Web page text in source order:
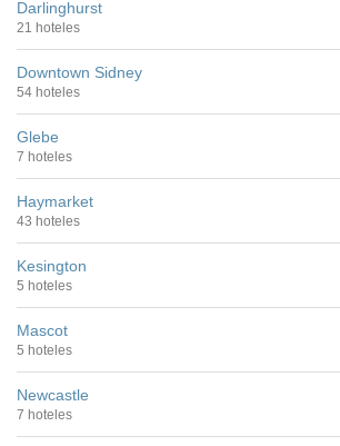
Darlinghurst
21 hoteles
Downtown Sidney
54 hoteles
Glebe
7 hoteles
Haymarket
43 hoteles
Kesington
5 hoteles
Mascot
5 hoteles
Newcastle
7 hoteles